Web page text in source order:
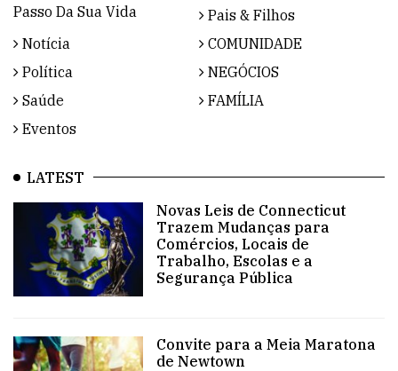
Passo Da Sua Vida
Pais & Filhos
Notícia
COMUNIDADE
Política
NEGÓCIOS
Saúde
FAMÍLIA
Eventos
LATEST
Novas Leis de Connecticut
Trazem Mudanças para
Comércios, Locais de
Trabalho, Escolas e a
Segurança Pública
Convite para a Meia Maratona
de Newtown